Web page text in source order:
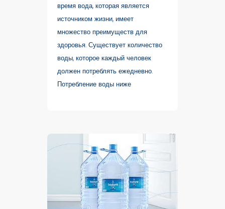
время вода, которая является
источником жизни, имеет
множество преимуществ для
здоровья. Существует количество
воды, которое каждый человек
должен потреблять ежедневно.
Потребление воды ниже